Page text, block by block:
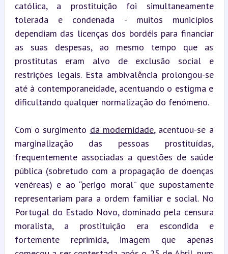
católica, a prostituição foi simultaneamente
tolerada e condenada - muitos municípios
dependiam das licenças dos bordéis para financiar
as suas despesas, ao mesmo tempo que as
prostitutas eram alvo de exclusão social e
restrições legais. Esta ambivalência prolongou-se
até à contemporaneidade, acentuando o estigma e
dificultando qualquer normalização do fenómeno.
Com o surgimento da modernidade, acentuou-se a
marginalização das pessoas prostituídas,
frequentemente associadas a questões de saúde
pública (sobretudo com a propagação de doenças
venéreas) e ao “perigo moral” que supostamente
representariam para a ordem familiar e social. No
Portugal do Estado Novo, dominado pela censura
moralista, a prostituição era escondida e
fortemente reprimida, imagem que apenas